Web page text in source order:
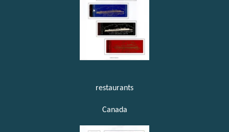
restaurants
Canada